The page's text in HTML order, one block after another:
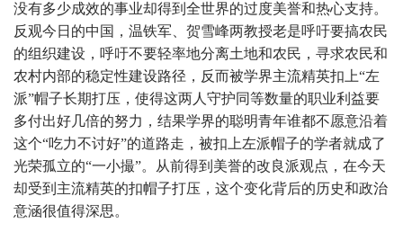
没有多少成效的事业却得到全世界的过度美誉和热心支持。
反观今日的中国，温铁军、贺雪峰两教授老是呼吁要搞农民
的组织建设，呼吁不要轻率地分离土地和农民，寻求农民和
农村内部的稳定性建设路径，反而被学界主流精英扣上“左
派”帽子长期打压，使得这两人守护同等数量的职业利益要
多付出好几倍的努力，结果学界的聪明青年谁都不愿意沿着
这个“吃力不讨好”的道路走，被扣上左派帽子的学者就成了
光荣孤立的“一小撮”。从前得到美誉的改良派观点，在今天
却受到主流精英的扣帽子打压，这个变化背后的历史和政治
意涵很值得深思。